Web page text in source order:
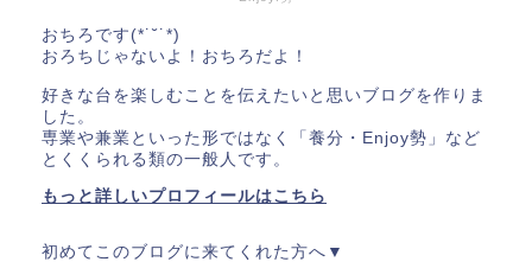
おちろです(*˙˘˙*)
おろちじゃないよ！おちろだよ！
好きな台を楽しむことを伝えたいと思いブログを作りま
した。
専業や兼業といった形ではなく「養分・Enjoy勢」など
とくくられる類の一般人です。
もっと詳しいプロフィールはこちら
初めてこのブログに来てくれた方へ▼